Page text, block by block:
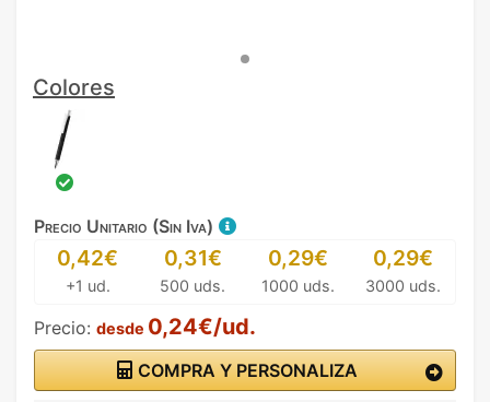
Colores
Precio Unitario (Sin Iva)
0,42€
+1 ud.
0,31€
500 uds.
0,29€
1000 uds.
0,29€
3000 uds.
Precio: desde 0,24€/ud.
COMPRA Y PERSONALIZA